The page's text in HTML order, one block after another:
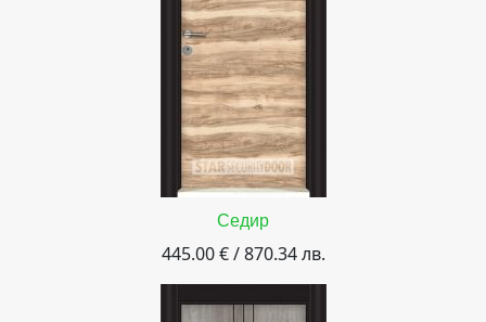
Седир
445.00 € / 870.34 лв.